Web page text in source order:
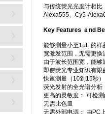
与传统荧光光度计相比
Alexa555、Cy5-
Key Features ａnd
能够测量小至1µL 的样
宽激发范围，无需更换
由于波长范围宽，能
即使荧光专业知识有限
快速测量（10到15秒）
荧光发射的全光谱分
更高的灵敏度： 可检
无需比色皿
无需外部电源； 由PC